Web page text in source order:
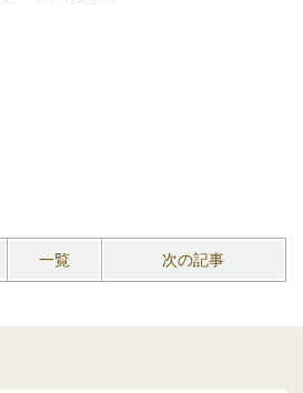
一覧 次の記事